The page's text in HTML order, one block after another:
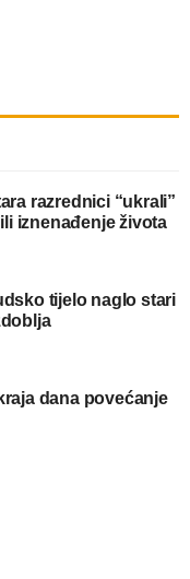
razrednici “ukrali”
iznenađenje života
tijelo naglo stari
dana povećanje